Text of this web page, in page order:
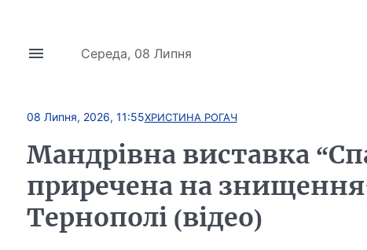
Середа, 08 Липня
08 Липня, 2026, 11:55ХРИСТИНА РОГАЧ
Мандрівна виставка
приречена на
Тернополі (відео)